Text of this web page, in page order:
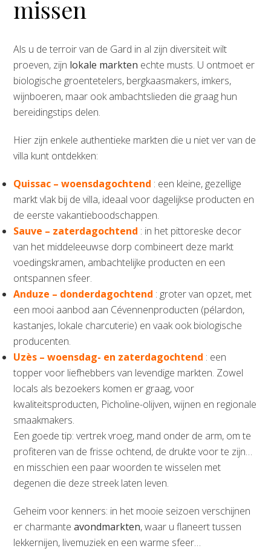
missen
Als u de terroir van de Gard in al zijn diversiteit wilt
proeven, zijn lokale markten echte musts. U ontmoet er
biologische groentetelers, bergkaasmakers, imkers,
wijnboeren, maar ook ambachtslieden die graag hun
bereidingstips delen.
Hier zijn enkele authentieke markten die u niet ver van de
villa kunt ontdekken:
Quissac – woensdagochtend : een kleine, gezellige
markt vlak bij de villa, ideaal voor dagelijkse producten en
de eerste vakantieboodschappen.
Sauve – zaterdagochtend : in het pittoreske decor
van het middeleeuwse dorp combineert deze markt
voedingskramen, ambachtelijke producten en een
ontspannen sfeer.
Anduze – donderdagochtend : groter van opzet, met
een mooi aanbod aan Cévennenproducten (pélardon,
kastanjes, lokale charcuterie) en vaak ook biologische
producenten.
Uzès – woensdag- en zaterdagochtend : een
topper voor liefhebbers van levendige markten. Zowel
locals als bezoekers komen er graag, voor
kwaliteitsproducten, Picholine-olijven, wijnen en regionale
smaakmakers.
Een goede tip: vertrek vroeg, mand onder de arm, om te
profiteren van de frisse ochtend, de drukte voor te zijn…
en misschien een paar woorden te wisselen met
degenen die deze streek laten leven.
Geheim voor kenners: in het mooie seizoen verschijnen
er charmanteavondmarkten, waar u flaneert tussen
lekkernijen, livemuziek en een warme sfeer…